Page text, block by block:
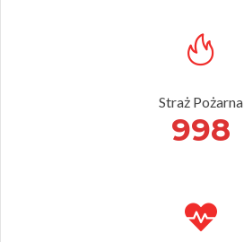
Straż Pożarna
998